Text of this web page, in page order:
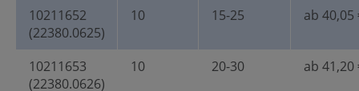
10211652
(22380.0625)
10 15-25 ab 40,05
10211653
(22380.0626)
10 20-30 ab 41,20